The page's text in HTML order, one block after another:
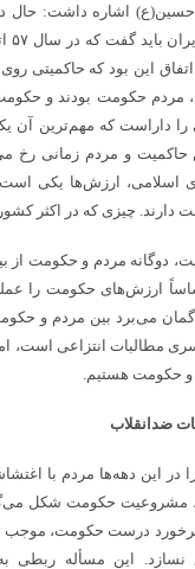
حسین(ع) اشاره داشت: حال
این بود که حاکمیتی
مردم حکومت بودند و
داراست که مهم‌ترین ‌آن
و مردم زمانی رخ
اسلامی، ارزش‌ها یکی
دارند. چیزی که در اکثر
دوگانه مردم و حکومت از
ارزش‌های حکومت را
می‌برد بین مردم و
مطالبات انتزاعی است،
حکومت هستیم.
ضدانقلاب
در این دهه‌ها مردم با
مشروعیت حکومت شکل
درست حکومت، موجب
این مسأله ربطی